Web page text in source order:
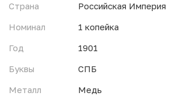
1дн. ч.
Страна
Российская Империя
Номинал
1 копейка
Год
1901
Буквы
СПБ
Металл
Медь